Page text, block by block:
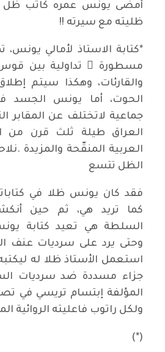
أمضى يونس عمره كاتب ظل
ظليته مع سيرته !!
*كتابة الاستاذ لأمالي
مسطورة ً تداولية بين
والقارئات، وهكذا سيتم
الحوت، أما يونس الجسد
جماعية لاتختلف عن المقابر
العراق طيلة ثلث قرن من
العربية المنقّحة والمزيدة
الظل تتسع
فقد كان يونس ظلا في
كما تريد هي، ثم حين
السلطة هي تعيد كتابة
وحتى يرد على سرديات عنف
استعمل الأستاذ ظلا له
جزاء مسددة ضد سرديات
المؤلفة إبتسام تريسي في
ولكل راتوب فاعليته الروائية
(*)